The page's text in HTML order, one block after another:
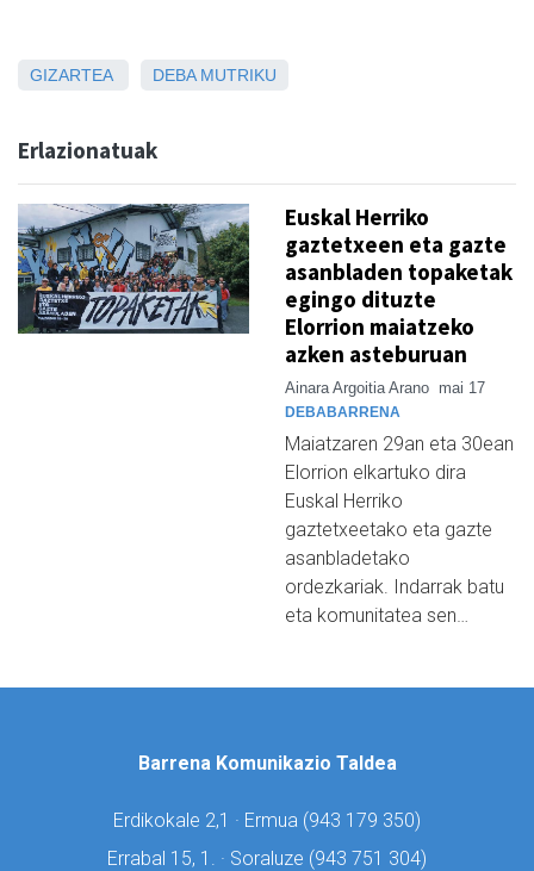
GIZARTEA DEBA MUTRIKU
Erlazionatuak
Euskal Herriko
gaztetxeen eta gazte
asanbladen topaketak
egingo dituzte
Elorrion maiatzeko
azken asteburuan
Ainara Argoitia Arano mai 17
DEBABARRENA
Maiatzaren 29an eta 30ean
Elorrion elkartuko dira
Euskal Herriko
gaztetxeetako eta gazte
asanbladetako
ordezkariak. Indarrak batu
eta komunitatea sen…
Barrena Komunikazio Taldea
Erdikokale 2,1 · Ermua (943 179 350)
Errabal 15, 1. · Soraluze (943 751 304)